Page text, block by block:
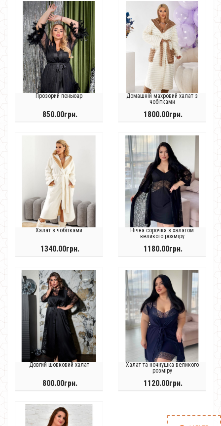
Прозорий пеньюар
850.00грн.
Домашній махровий халат з
чобітками
1800.00грн.
Халат з чобітками
1340.00грн.
Нічна сорочка з халатом
великого розміру
1180.00грн.
Довгий шовковий халат
800.00грн.
Халат та ночнушка великого
розміру
1120.00грн.